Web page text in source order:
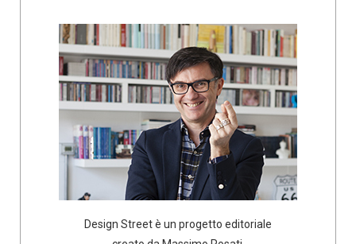
Design Street è un progetto editoriale